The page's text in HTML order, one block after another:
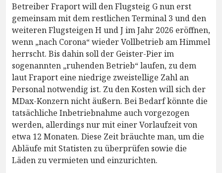
Betreiber Fraport will den Flugsteig G nun erst
gemeinsam mit dem restlichen Terminal 3 und den
weiteren Flugsteigen H und J im Jahr 2026 eröffnen,
wenn „nach Corona“ wieder Vollbetrieb am Himmel
herrscht. Bis dahin soll der Geister-Pier im
sogenannten „ruhenden Betrieb“ laufen, zu dem
laut Fraport eine niedrige zweistellige Zahl an
Personal notwendig ist. Zu den Kosten will sich der
MDax-Konzern nicht äußern. Bei Bedarf könnte die
tatsächliche Inbetriebnahme auch vorgezogen
werden, allerdings nur mit einer Vorlaufzeit von
etwa 12 Monaten. Diese Zeit bräuchte man, um die
Abläufe mit Statisten zu überprüfen sowie die
Läden zu vermieten und einzurichten.